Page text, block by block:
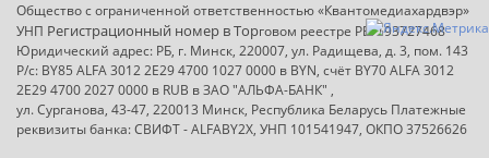
Общество с ограниченной ответственностью «Квантомедиахардвэр»
УНП Регистрационный номер в Торговом реестре РБ: 193727468
Юридический адрес: РБ, г. Минск, 220007, ул. Радищева, д. 3, пом. 143
Р/с: BY85 ALFA 3012 2E29 4700 1027 0000 в BYN, счёт BY70 ALFA 3012
2E29 4700 2027 0000 в RUB в ЗАО "АЛЬФА-БАНК" ,
ул. Сурганова, 43-47, 220013 Минск, Республика Беларусь Платежные
реквизиты банка: СВИФТ - ALFABY2X, УНП 101541947, ОКПО 37526626